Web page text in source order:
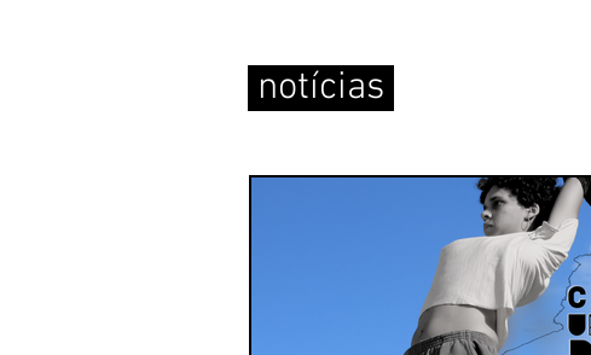
notícias